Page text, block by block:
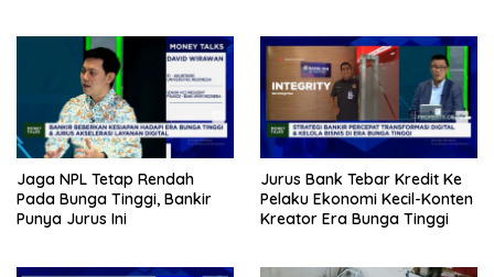
Jaga NPL Tetap Rendah
Pada Bunga Tinggi, Bankir
Punya Jurus Ini
Jurus Bank Tebar Kredit Ke
Pelaku Ekonomi Kecil-Konten
Kreator Era Bunga Tinggi